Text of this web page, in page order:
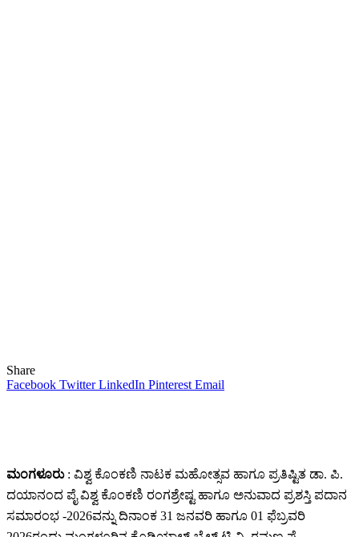
Share
Facebook Twitter LinkedIn Pinterest Email
ಮಂಗಳೂರು: ವಿಶ್ವ ಕೊಂಕಣಿ ನಾಟಕ ಮಹೋತ್ಸವ ಹಾಗೂ ಪ್ರತಿಷ್ಟಿತ ಡಾ. ಪಿ.
ದಯಾನಂದ ಪೈ ವಿಶ್ವ ಕೊಂಕಣಿ ರಂಗಶ್ರೇಷ್ಟ ಹಾಗೂ ಅನುವಾದ ಪ್ರಶಸ್ತಿ ಪದಾನ
ಸಮಾರಂಭ -2026ವನ್ನು ದಿನಾಂಕ 31 ಜನವರಿ ಹಾಗೂ 01 ಫೆಬ್ರವರಿ